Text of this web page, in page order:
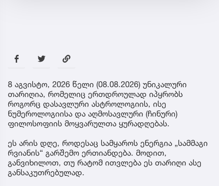
8 აგვისტო, 2026 წელი (08.08.2026) უნიკალური
თარიღია, რომელიც ერთდროულად იპყრობს
როგორც დასავლური ასტროლოგიის, ისე
ნუმეროლოგიისა და აღმოსავლური (ჩინური)
ფილოსოფიის მოყვარულთა ყურადღებას.
ეს არის დღე, როდესაც სამყაროს ენერგია „სამმაგი
რვიანის“ გარშემო ერთიანდება. მოდით,
განვიხილოთ, თუ რატომ ითვლება ეს თარიღი ასე
განსაკუთრებულად.